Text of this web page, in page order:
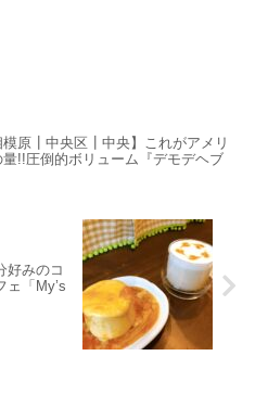
模原┃中央区┃中央】これがアメリ
量!!圧倒的ボリューム『デモデヘブ
好みのコ
ェ「My’s